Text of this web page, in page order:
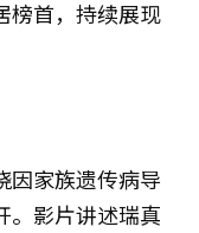
榜首，持续展现
因家族遗传病导
。影片讲述瑞真